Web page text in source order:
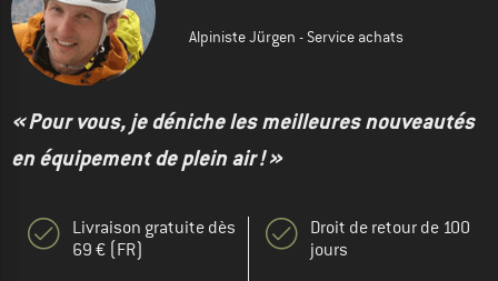
Alpiniste Jürgen - Service achats
« Pour vous, je déniche les meilleures nouveautés
en équipement de plein air ! »
Livraison gratuite dès
69 € (FR)
Droit de retour de 100
jours